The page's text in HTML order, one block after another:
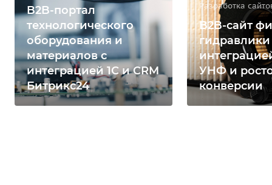
B2B-портал
технологического
оборудования и
материалов с
интеграцией 1С и CRM
Битрикс24
Разработка
B2B-сайт
гидравлики
УНФ и
конверсии